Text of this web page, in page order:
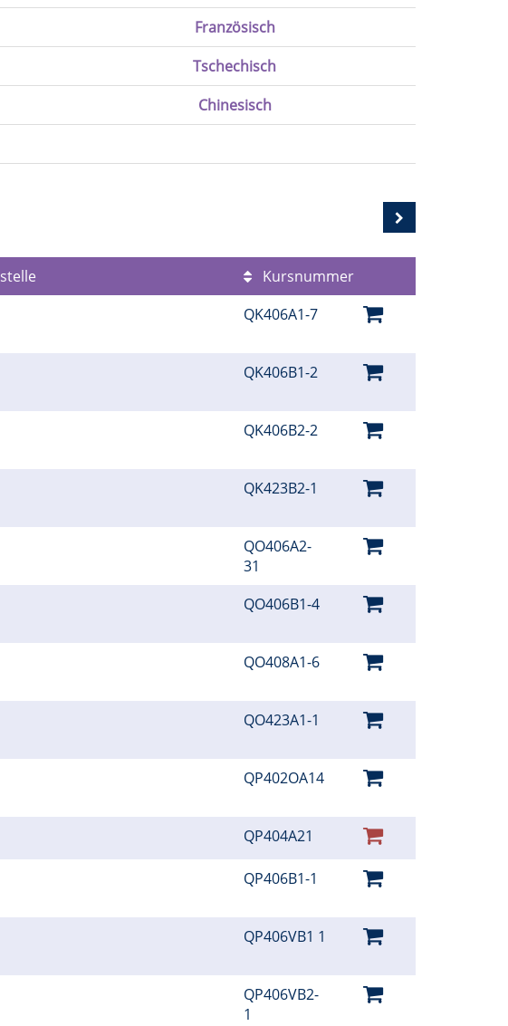
Französisch
Tschechisch
Chinesisch
Kursnummer
QK406A1-7
QK406B1-2
QK406B2-2
QK423B2-1
QO406A2-
31
QO406B1-4
QO408A1-6
QO423A1-1
QP402OA14
QP404A21
QP406B1-1
QP406VB1 1
QP406VB2-
1